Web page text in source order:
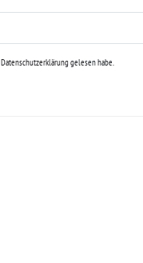
Datenschutzerklärunggelesen habe.